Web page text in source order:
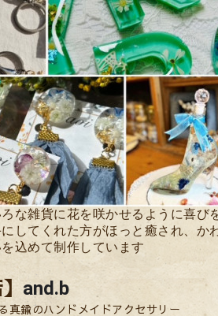
な雑貨に花を咲かせるように喜び
してくれた方がほっと癒され、か
込めて制作しています
and.b
真鍮のハンドメイドアクセサリー